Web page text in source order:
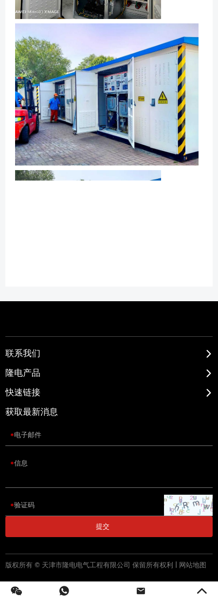
联系我们
隆电产品
快速链接
获取最新消息
版权所有 © 天津市隆电电气工程有限公司 保留所有权利 | 网站地图
0.384958s